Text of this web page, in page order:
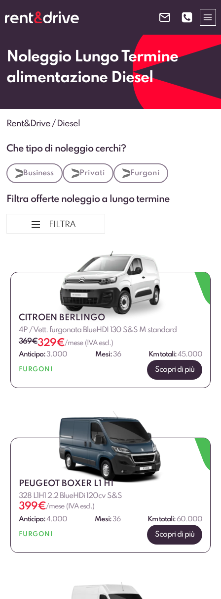
al
Noleggio Lungo Termine
alimentazione Diesel
Rent&Drive / Diesel
Che tipo di noleggio cerchi?
Business Privati Furgoni
Filtra offerte noleggio a lungo termine
FILTRA
Tipologia veicolo
Marca Professional
Alimentazione
Dimensione
Fascia di prezzo
€
CITROEN BERLINGO
4P / Vett. furgonata BlueHDI 130 S&S M standard
369€329€/mese (IVA escl.)
Anticipo:3.000 Mesi:36 Km totali:45.000
FURGONI Scopri di più
PEUGEOT BOXER L1 H1
328 L1H1 2.2 BlueHDi 120cv S&S
399€/mese (IVA escl.)
Anticipo:4.000 Mesi:36 Km totali: 60.000
FURGONI Scopri di più